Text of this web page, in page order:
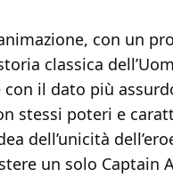
con un
classica
il dato più
stessi poteri e
dell’unicità
un solo Captain